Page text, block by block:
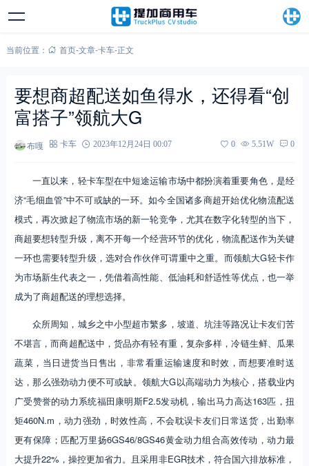
当前位置： 首页-文章-卡车-正文
要想商超配送如鱼得水，还得看“创
富搭子”领航大G
布嘎 卡车 2023年12月24日 00:07 0 5.51W 0
一直以来，轻卡车型在中短途运输市场中都扮演着重要角色，是经
济“毛细血管”中不可或缺的一环。如今全国诸多商超开始优化物流配送
模式，再次掀起了物流市场的新一轮竞争，尤其在数字化转型的当下，
商超要想转型升级，离不开每一个经营环节的优化，物流配送作为关键
一环也需要转型升级，选对合作伙伴可谓重中之重。而领航大G轻卡作
为市场新生代表之一，凭借着高性能、低油耗和舒适性等优点，也一举
成为了商超配送的理想选择。
众所周知，城乡之中小型超市繁多，坡道、坑洼等路况让卡友们苦
不堪言，而商超配送中，货品亦有轻有重，复杂多样，冷链生鲜、瓜果
蔬菜，当日进货当日售出，非常看重运输速度和时效，而想要准时送
达，那么强劲动力便不可或缺。领航大G以高端动力为核心，搭载业内
广受赞誉的动力系统福田康明斯F2.5发动机，输出马力高达163匹，扭
矩460N.m，动力强劲，时效性高，不会耽误卡友们日常送货，出勤率
更有保障；匹配万里扬6GS46/8GS46黄金动力组合高效传动，动力最
大提升22%，操控更加省力。且采用非EGR技术，符合国六排放标准，